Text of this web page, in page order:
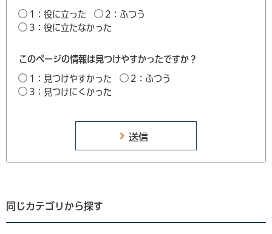
1：役に立った
2：ふつう
3：役に立たなかった
このページの情報は見つけやすかったですか？
1：見つけやすかった
2：ふつう
3：見つけにくかった
同じカテゴリから探す